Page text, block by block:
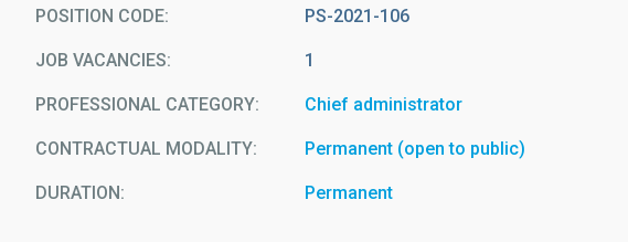
POSITION CODE PS-2021-106
JOB VACANCIES 1
PROFESSIONAL CATEGORY Chief administrator
CONTRACTUAL MODALITY Permanent (open to public)
DURATION Permanent